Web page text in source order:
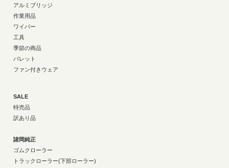
アルミブリッジ
作業用品
ワイパー
工具
季節の商品
パレット
ファン付きウェア
SALE
特売品
訳あり品
諸岡純正
ゴムクローラー
トラックローラー(下部ローラー)